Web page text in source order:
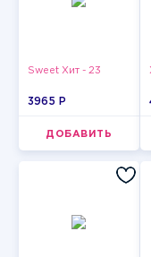
Sweet Хит - 23
3965 P
ДОБАВИТЬ